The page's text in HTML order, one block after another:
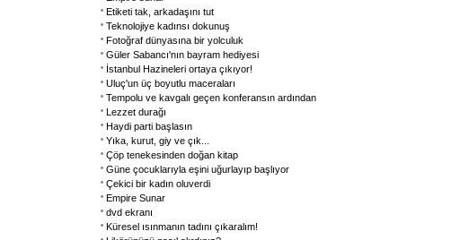
Etiketi tak, arkadaşını tut
Teknolojiye kadınsı dokunuş
Fotoğraf dünyasına bir yolculuk
Güler Sabancı'nın bayram hediyesi
İstanbul Hazineleri ortaya çıkıyor!
Uluç'un üç boyutlu maceraları
Tempolu ve kavgalı geçen konferansın ardından
Lezzet durağı
Haydi parti başlasın
Yıka, kurut, giy ve çık...
Çöp tenekesinden doğan kitap
Güne çocuklarıyla eşini uğurlayıp başlıyor
Çekici bir kadın oluverdi
Empire Sunar
dvd ekranı
Küresel ısınmanın tadını çıkaralım!